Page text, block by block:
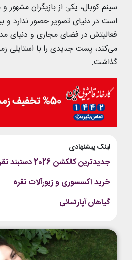
سینم کوبال، یکی از بازیگران
است در دنیای تصویر حصور ندارد و
فعالیتش در فضای مجازی و دنیای
می‌کند، پست جدیدی را با استایلی
گذاشت.
لینک پیشنهادی
جدیدترین کالکشن 2026 دستبند نقره پاندورا
خرید اکسسوری و زیورآلات نقره
گیاهان آپارتمانی